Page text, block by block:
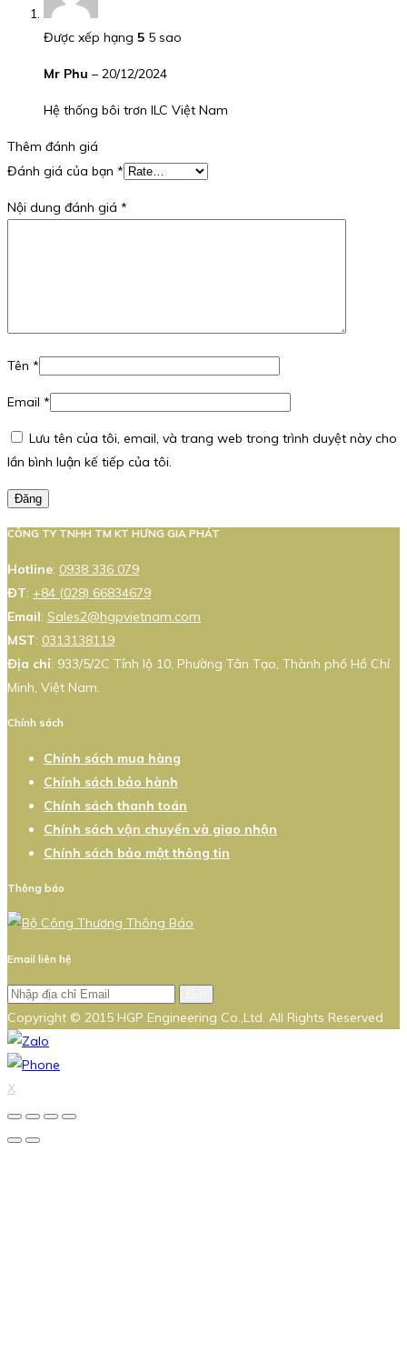
Được xếp hạng 5 5 sao
Mr Phu – 20/12/2024
Hệ thống bôi trơn ILC Việt Nam
Thêm đánh giá
Đánh giá của bạn *
Nội dung đánh giá *
Tên *
Email *
Lưu tên của tôi, email, và trang web trong trình duyệt này cho
lần bình luận kế tiếp của tôi.
Đăng
CÔNG TY TNHH TM KT HƯNG GIA PHÁT
Hotline: 0938 336 079
ĐT: +84 (028) 66834679
Email: Sales2@hgpvietnam.com
MST: 0313138119
Địa chỉ: 933/5/2C Tỉnh lộ 10, Phường Tân Tạo, Thành phố Hồ Chí
Minh, Việt Nam.
Chính sách
Chính sách mua hàng
Chính sách bảo hành
Chính sách thanh toán
Chính sách vận chuyển và giao nhận
Chính sách bảo mật thông tin
Thông báo
Email liên hệ
Copyright © 2015 HGP Engineering Co.,Ltd. All Rights Reserved
X